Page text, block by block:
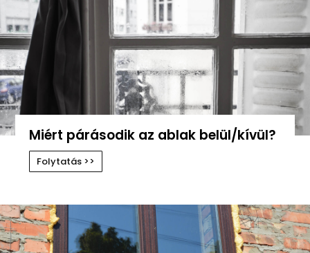
Miért párásodik az ablak belül/kívül?
Folytatás >>